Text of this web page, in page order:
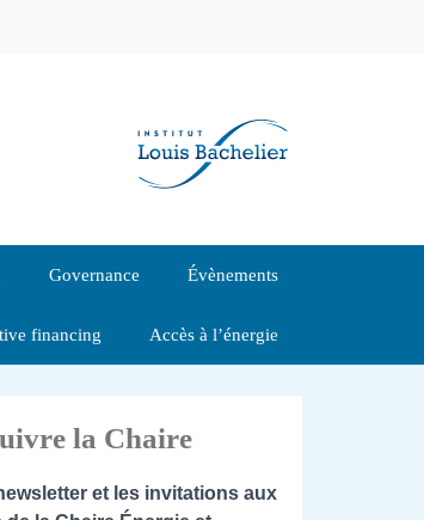
Governance Évènements
financing Accès à l’énergie
la Chaire
et les invitations aux